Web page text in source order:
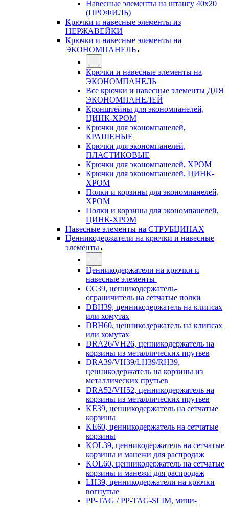
Навесные элементы на штангу 40х20
(ПРОФИЛЬ)
Крючки и навесные элементы из
НЕРЖАВЕЙКИ
Крючки и навесные элементы на
ЭКОНОМПАНЕЛЬ
Крючки и навесные элементы на
ЭКОНОМПАНЕЛЬ
Все крючки и навесные элементы ДЛЯ
ЭКОНОМПАНЕЛЕЙ
Кронштейны для экономпанелей,
ЦИНК-ХРОМ
Крючки для экономпанелей,
КРАШЕНЫЕ
Крючки для экономпанелей,
ПЛАСТИКОВЫЕ
Крючки для экономпанелей, ХРОМ
Крючки для экономпанелей, ЦИНК-
ХРОМ
Полки и корзины для экономпанелей,
ХРОМ
Полки и корзины для экономпанелей,
ЦИНК-ХРОМ
Навесные элементы на СТРУБЦИНАХ
Ценникодержатели на крючки и навесные
элементы
Ценникодержатели на крючки и
навесные элементы
CC39, ценникодержатель-
ограничитель на сетчатые полки
DBH39, ценникодержатель на клипсах
или хомутах
DBH60, ценникодержатель на клипсах
или хомутах
DRA26/VH26, ценникодержатель на
корзины из металлических прутьев
DRA39/VH39/LH39/RH39,
ценникодержатель на корзины из
металлических прутьев
DRA52/VH52, ценникодержатель на
корзины из металлических прутьев
KE39, ценникодержатель на сетчатые
корзины
KE60, ценникодержатель на сетчатые
корзины
KOL39, ценникодержатель на сетчатые
корзины и манежи для распродаж
KOL60, ценникодержатель на сетчатые
корзины и манежи для распродаж
LH39, ценникодержатели на крючки
вогнутые
PP-TAG / PP-TAG-SLIM, мини-